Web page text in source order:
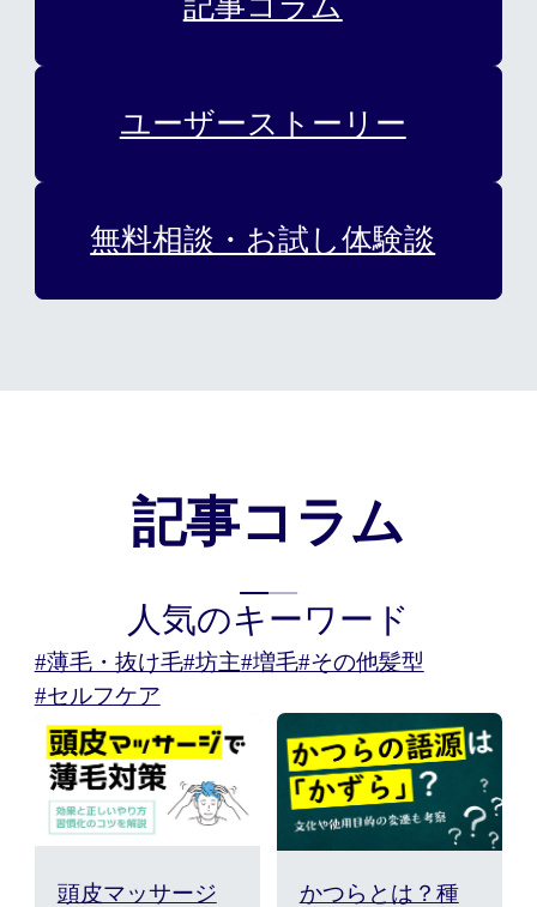
カット/ケア/コーティング・サービス
髪の悩みから探す
料金プラン
スヴェンソンのこだわり
店舗一覧 Q&A 資料請求
記事コラム
ユーザーストーリー
無料相談・お試し体験談
記事コラム
人気のキーワード
#薄毛・抜け毛#坊主#増毛#その他髪型
#セルフケア
頭皮マッサージ
かつらとは？種